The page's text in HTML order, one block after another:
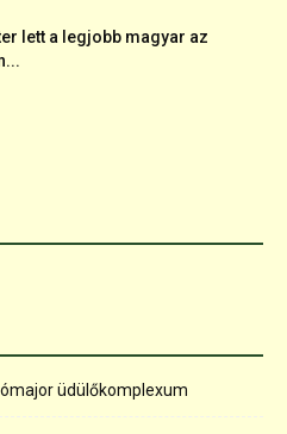
lett a legjobb magyar az
üdülőkomplexum